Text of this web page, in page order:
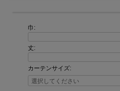
巾:
丈:
カーテンサイズ: